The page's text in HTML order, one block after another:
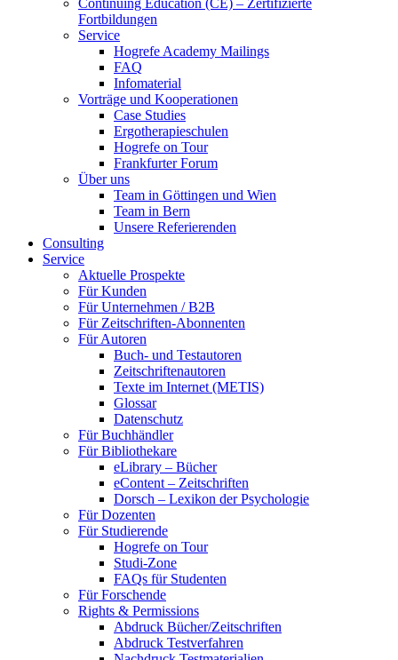
Continuing Education (CE) – Zertifizierte
Fortbildungen
Service
Hogrefe Academy Mailings
FAQ
Infomaterial
Vorträge und Kooperationen
Case Studies
Ergotherapieschulen
Hogrefe on Tour
Frankfurter Forum
Über uns
Team in Göttingen und Wien
Team in Bern
Unsere Referierenden
Consulting
Service
Aktuelle Prospekte
Für Kunden
Für Unternehmen / B2B
Für Zeitschriften-Abonnenten
Für Autoren
Buch- und Testautoren
Zeitschriftenautoren
Texte im Internet (METIS)
Glossar
Datenschutz
Für Buchhändler
Für Bibliothekare
eLibrary – Bücher
eContent – Zeitschriften
Dorsch – Lexikon der Psychologie
Für Dozenten
Für Studierende
Hogrefe on Tour
Studi-Zone
FAQs für Studenten
Für Forschende
Rights & Permissions
Abdruck Bücher/Zeitschriften
Abdruck Testverfahren